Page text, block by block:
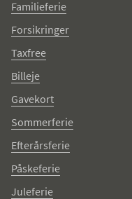
Familieferie
Forsikringer
Taxfree
Billeje
Gavekort
Sommerferie
Efterårsferie
Påskeferie
Juleferie